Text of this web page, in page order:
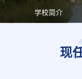
学校简介
现